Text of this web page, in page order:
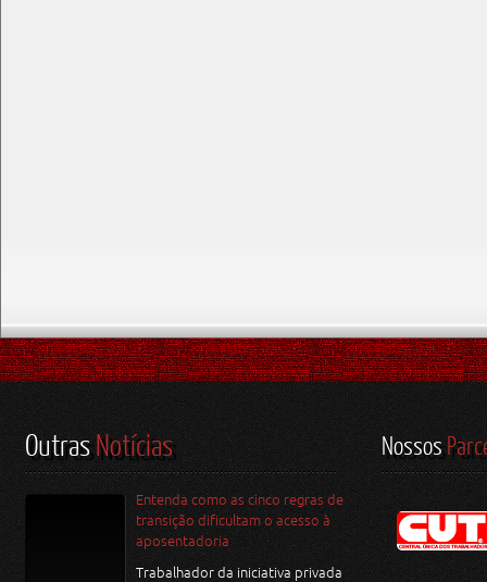
OutrasNotícias
Entenda como as cinco regras de
transição dificultam o acesso à
aposentadoria
Trabalhador da iniciativa privada
Nossos